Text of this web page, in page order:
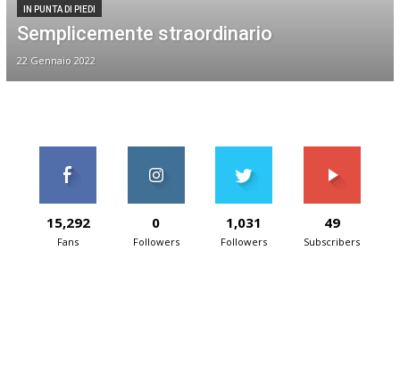
IN PUNTA DI PIEDI
Semplicemente straordinario
22 Gennaio 2022
15,292
Fans
0
Followers
1,031
Followers
49
Subscribers